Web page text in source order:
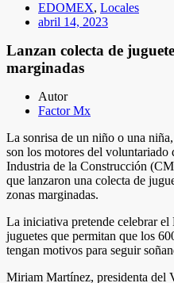
EDOMEX, Locales
abril 14, 2023
Lanzan colecta de
marginadas
Autor
Factor Mx
La sonrisa de un niño o una
son los motores del voluntariado
Industria de la Construcción
que lanzaron una colecta de
zonas marginadas.
La iniciativa pretende celebrar
juguetes que permitan que los
tengan motivos para seguir
Miriam Martínez, presidenta del